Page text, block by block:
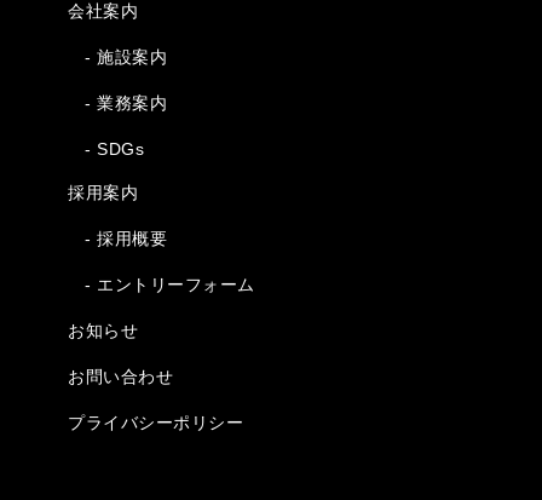
会社案内
- 施設案内
- 業務案内
- SDGs
採用案内
- 採用概要
- エントリーフォーム
お知らせ
お問い合わせ
プライバシーポリシー